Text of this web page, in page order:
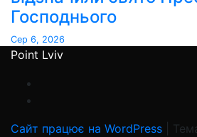
Господнього
Сер 6, 2026
Point Lviv
Сайт працює на WordPress